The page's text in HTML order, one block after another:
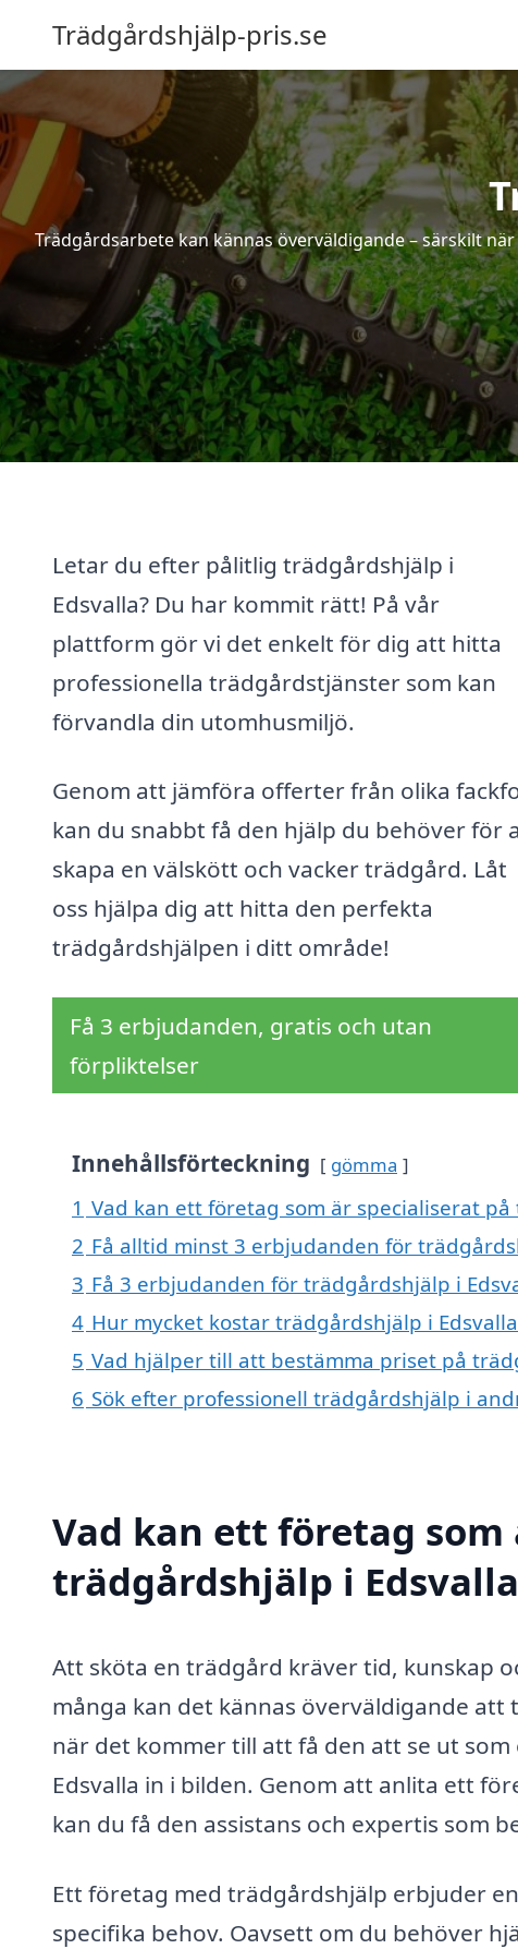
Trädgårdshjälp-pris.se
Trädgårdsarbete kan kännas överväldigande – särskilt
Letar du efter pålitlig trädgårdshjälp i
Edsvalla? Du har kommit rätt! På vår
plattform gör vi det enkelt för dig att hitta
professionella trädgårdstjänster som kan
förvandla din utomhusmiljö.
Genom att jämföra offerter från olika
kan du snabbt få den hjälp du behöver för
skapa en välskött och vacker trädgård. Låt
oss hjälpa dig att hitta den perfekta
trädgårdshjälpen i ditt område!
Få 3 erbjudanden, gratis och utan
förpliktelser
Innehållsförteckning gömma
1 Vad kan ett företag som är specialiserat
2 Få alltid minst 3 erbjudanden för
3 Få 3 erbjudanden för trädgårdshjälp i
4 Hur mycket kostar trädgårdshjälp i
5 Vad hjälper till att bestämma priset på
6 Sök efter professionell trädgårdshjälp i
Vad kan ett företag
trädgårdshjälp i
Att sköta en trädgård kräver tid, kunskap
många kan det kännas överväldigande
när det kommer till att få den att se ut
Edsvalla in i bilden. Genom att anlita ett
kan du få den assistans och expertis som
Ett företag med trädgårdshjälp erbjuder
specifika behov. Oavsett om du behöver